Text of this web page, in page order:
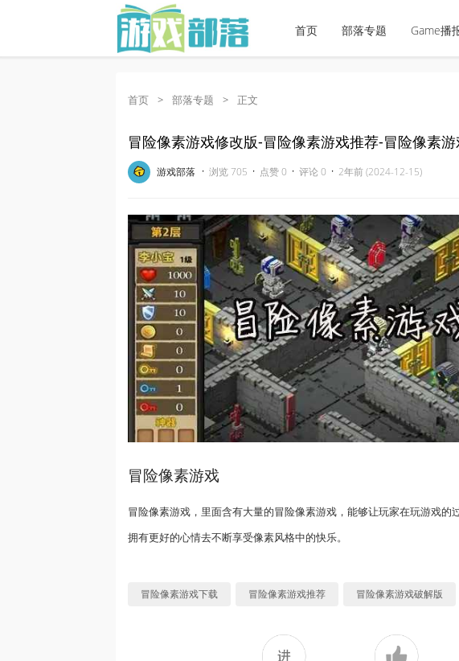
首页 部落专题 Game播
首页 > 部落专题 > 正文
冒险像素游戏修改版-冒险像素游戏推荐-冒险像素
游戏部落 · 浏览 705 · 点赞 0 · 评论 0 · 2年前 (2024-12-15)
冒险像素游戏
冒险像素游戏，里面含有大量的冒险像素游戏，能够让玩家在玩游戏的
拥有更好的心情去不断享受像素风格中的快乐。
冒险像素游戏下载 冒险像素游戏推荐 冒险像素游戏破解版